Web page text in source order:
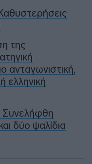
της
ανταγωνιστική,
ελληνική
Συνελήφθη
δύο ψαλίδια